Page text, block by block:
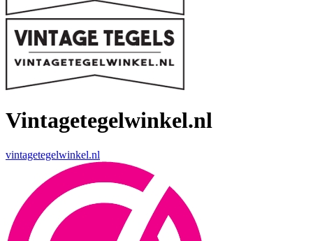
Vintagetegelwinkel.nl
vintagetegelwinkel.nl